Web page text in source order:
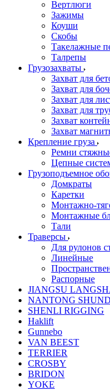
Вертлюги
Зажимы
Коуши
Скобы
Такелажные
Талрепы
Грузозахваты
Захват для
Захват для
Захват для
Захват для
Захват
Захват
Крепление груза
Ремни
Цепные
Грузоподъемное
Домкраты
Каретки
Монтажно-
Монтажные
Тали
Траверсы
Для рулонов
Линейные
Распорные
JIANGSU
NANTONG
SHENLI RIGGING
Haklift
Gunnebo
VAN BEEST
TERRIER
CROSBY
BRIDON
YOKE